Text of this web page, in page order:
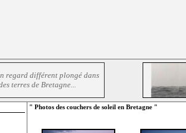
regard différent plongé dans
terres de Bretagne...
" Photos des couchers de soleil en Bretagne "